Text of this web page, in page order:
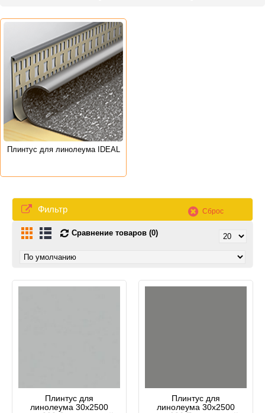
Плинтус для линолеума IDEAL
Фильтр Сброс
Сравнение товаров (0)
Плинтус для
линолеума 30х2500
Плинтус для
линолеума 30х2500